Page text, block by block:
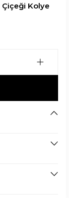
Çiçeği Kolye